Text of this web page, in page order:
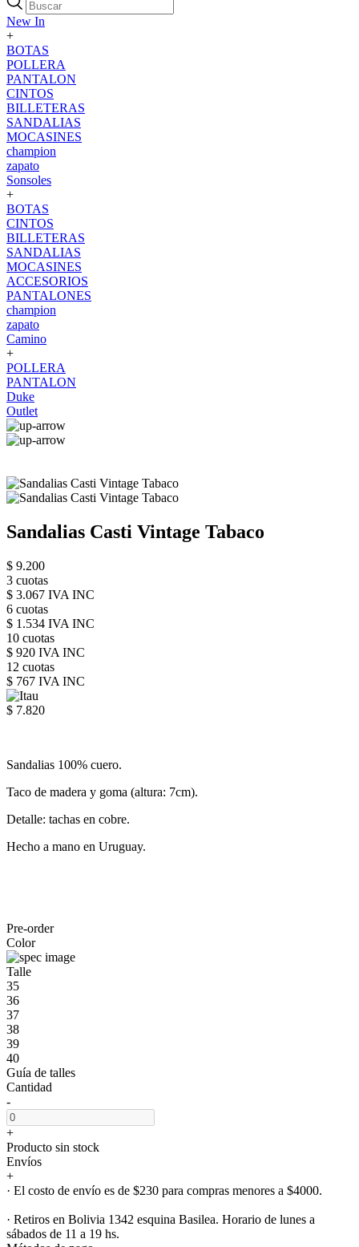
New In
+
BOTAS
POLLERA
PANTALON
CINTOS
BILLETERAS
SANDALIAS
MOCASINES
champion
zapato
Sonsoles
+
BOTAS
CINTOS
BILLETERAS
SANDALIAS
MOCASINES
ACCESORIOS
PANTALONES
champion
zapato
Camino
+
POLLERA
PANTALON
Duke
Outlet
Sandalias Casti Vintage Tabaco
$ 9.200
3 cuotas
$ 3.067 IVA INC
6 cuotas
$ 1.534 IVA INC
10 cuotas
$ 920 IVA INC
12 cuotas
$ 767 IVA INC
$ 7.820
Sandalias 100% cuero.
Taco de madera y goma (altura: 7cm).
Detalle: tachas en cobre.
Hecho a mano en Uruguay.
Pre-order
Color
Talle
35
36
37
38
39
40
Guía de talles
Cantidad
-
+
Producto sin stock
Envíos
+
· El costo de envío es de $230 para compras menores a $4000.
· Retiros en Bolivia 1342 esquina Basilea. Horario de lunes a
sábados de 11 a 19 hs.